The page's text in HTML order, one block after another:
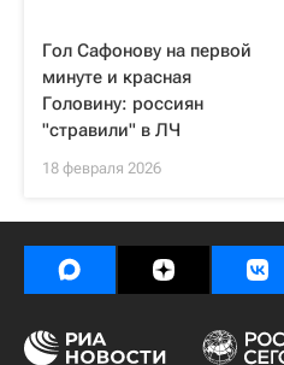
Гол Сафонову на первой
минуте и красная
Головину: россиян
"стравили" в ЛЧ
18 февраля 2026